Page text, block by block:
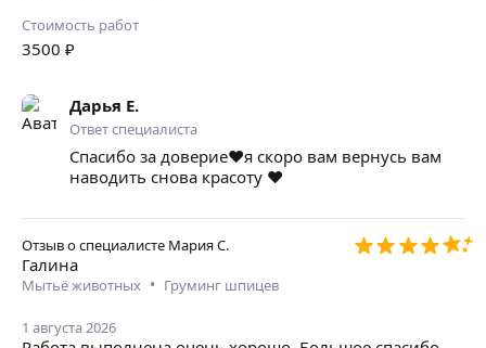
Стоимость работ
3500 ₽
Дарья Е.
Ответ специалиста
Спасибо за доверие❤️я скоро вам вернусь вам
наводить снова красоту ❤️
Отзыв о специалисте Мария С.
Галина
Мытьё животных • Груминг шпицев
1 августа 2026